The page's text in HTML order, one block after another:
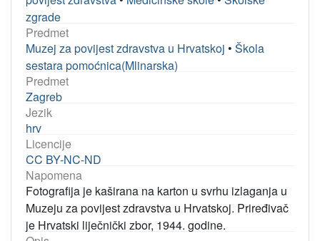
zgrade
Predmet
Muzej za povijest zdravstva u Hrvatskoj • Škola
sestara pomoćnica(Mlinarska)
Predmet
Zagreb
Jezik
hrv
Licencije
CC BY-NC-ND
Napomena
Fotografija je kaširana na karton u svrhu izlaganja u
Muzeju za povijest zdravstva u Hrvatskoj. Priređivač
je Hrvatski liječnički zbor, 1944. godine.